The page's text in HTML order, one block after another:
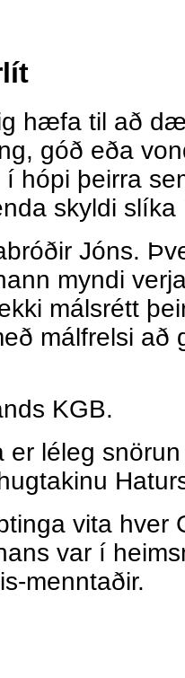
hæfa til að
góð eða
hópi þeirra
skyldi slíka
Jóns.
myndi
málsrétt
málfrelsi að
KGB.
léleg
vita hver
var í
menntaðir.